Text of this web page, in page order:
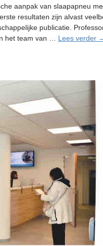
aanpak van slaapapneu
resultaten zijn alvast
publicatie.
het team van … Lees verder